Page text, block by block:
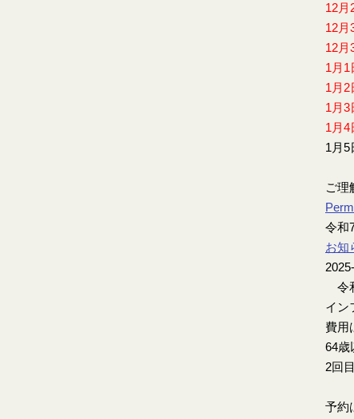
12
12
12
1月
1月
1月
1月
1月
ご理
令和
お知
令
イン
費用
64
2回
予約